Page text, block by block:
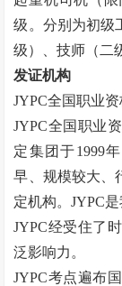
级。 分别为初级
级）、技师（二
发证机构
JYPC全国职业
JYPC全国职业
定集团于1999
早、规模较大、
定机构。JYPC
JYPC经受住了
泛影响力。
JYPC考点遍布